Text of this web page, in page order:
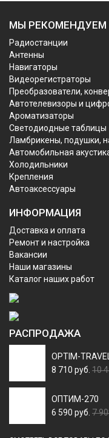
МЫ РЕКОМЕНДУЕМ
Радиостанции
Антенны
Навигаторы
Видеорегистраторы
Преобразователи,
Автотелевизоры и
Ароматизаторы
Светодиодные таблицы
Ламбрикены, подушки,
Автомобильная
Холодильники
Крепления
Автоаксессуары
ИНФОРМАЦИЯ
Доставка и оплата
Ремонт и настройка
Вакансии
Наши магазины
Каталог наших работ
РАСПРОДАЖА
OPTIM-TRAVEL
8 710 руб. 10
ОПТИМ-270
6 590 руб. 7